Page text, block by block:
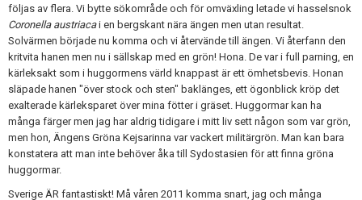
följas av flera. Vi bytte sökområde och för omväxling letade vi hasselsnok
Coronella austriacai en bergskant nära ängen men utan resultat.
Solvärmen började nu komma och vi återvände till ängen. Vi återfann den
kritvita hanen men nu i sällskap med en grön! Hona. De var i full parning, en
kärleksakt som i huggormens värld knappast är ett ömhetsbevis. Honan
släpade hanen "över stock och sten" baklänges, ett ögonblick kröp det
exalterade kärleksparet över mina fötter i gräset. Huggormar kan ha
många färger men jag har aldrig tidigare i mitt liv sett någon som var grön,
men hon, Ängens Gröna Kejsarinna var vackert militärgrön. Man kan bara
konstatera att man inte behöver åka till Sydostasien för att finna gröna
huggormar.
Sverige ÄR fantastiskt! Må våren 2011 komma snart, jag och många